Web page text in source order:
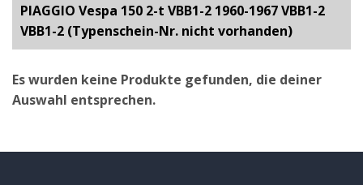
PIAGGIO Vespa 150 2-t VBB1-2 1960-1967 VBB1-2
VBB1-2 (Typenschein-Nr. nicht vorhanden)
Es wurden keine Produkte gefunden, die deiner
Auswahl entsprechen.